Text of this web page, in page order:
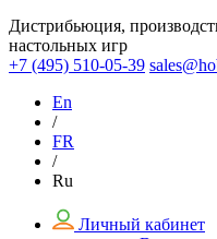
Дистрибьюция,
настольных игр
+7 (495) 510-05-39
En
/
FR
/
Ru
Личный кабинет